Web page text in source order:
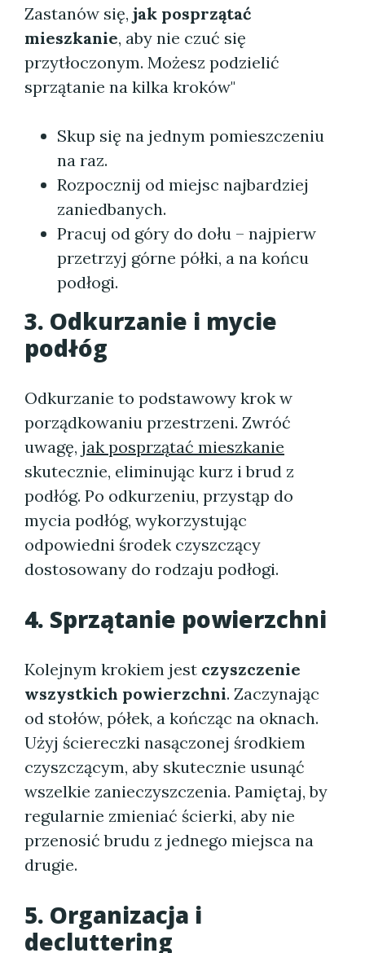
Zastanów się, jak posprzątać
mieszkanie, aby nie czuć się
przytłoczonym. Możesz podzielić
sprzątanie na kilka kroków"
Skup się na jednym pomieszczeniu
na raz.
Rozpocznij od miejsc najbardziej
zaniedbanych.
Pracuj od góry do dołu – najpierw
przetrzyj górne półki, a na końcu
podłogi.
3. Odkurzanie i mycie
podłóg
Odkurzanie to podstawowy krok w
porządkowaniu przestrzeni. Zwróć
uwagę, jak posprzątać mieszkanie
skutecznie, eliminując kurz i brud z
podłóg. Po odkurzeniu, przystąp do
mycia podłóg, wykorzystując
odpowiedni środek czyszczący
dostosowany do rodzaju podłogi.
4. Sprzątanie powierzchni
Kolejnym krokiem jest czyszczenie
wszystkich powierzchni. Zaczynając
od stołów, półek, a kończąc na oknach.
Użyj ściereczki nasączonej środkiem
czyszczącym, aby skutecznie usunąć
wszelkie zanieczyszczenia. Pamiętaj, by
regularnie zmieniać ścierki, aby nie
przenosić brudu z jednego miejsca na
drugie.
5. Organizacja i
decluttering